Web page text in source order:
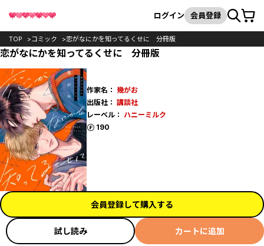
検索
ログイン 会員登録カート
TOP コミック 恋がなにかを知ってるくせに 分冊版
恋がなにかを知ってるくせに 分冊版
作家名： 幾がお
出版社： 講談社
レーベル： ハニーミルク
190
ポイント
会員登録して購入する
試し読み カートに追加